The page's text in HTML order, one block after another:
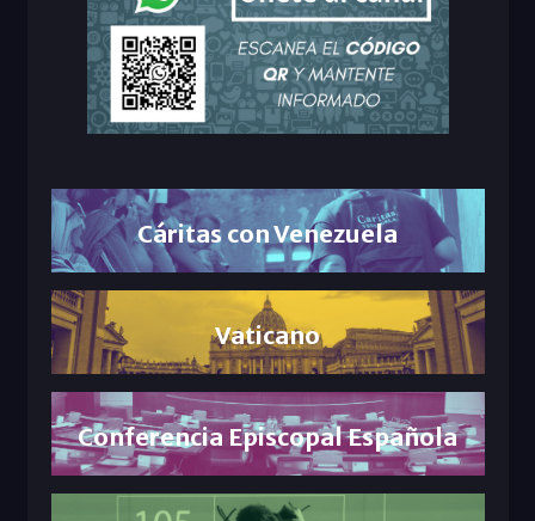
Cáritas con Venezuela
Vaticano
Conferencia Episcopal Española